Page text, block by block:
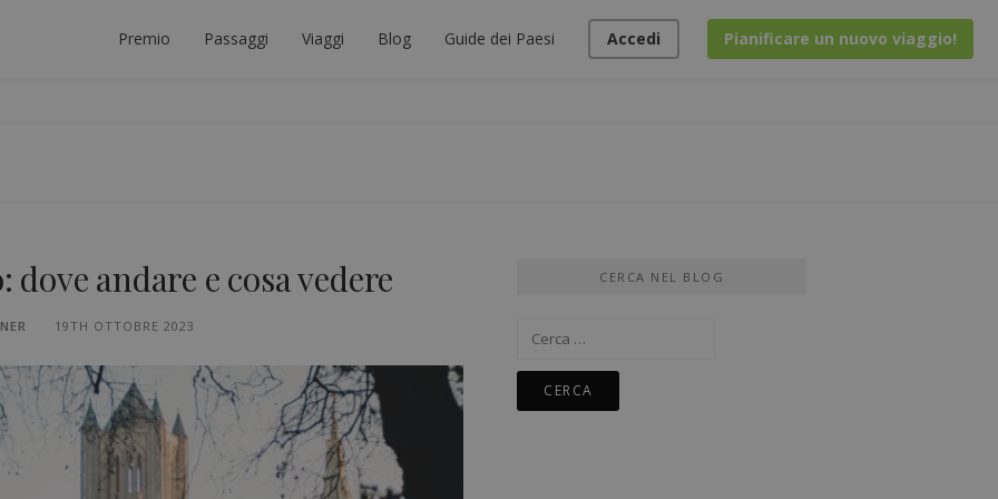
Premio Passaggi Viaggi Blog Guide dei Paesi Accedi Pianificare un nuovo viaggio!
INTERRAIL
andare e cosa vedere
19TH OTTOBRE 2023
CERCA NEL BLOG
Ricerca